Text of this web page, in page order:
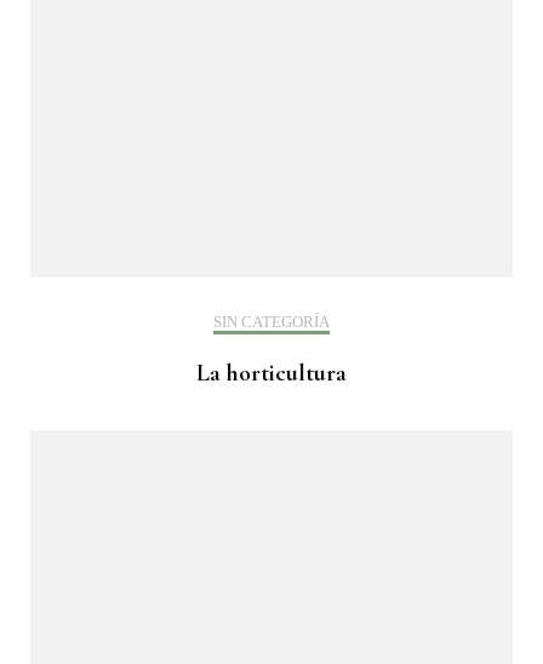
SIN CATEGORÍA
La horticultura